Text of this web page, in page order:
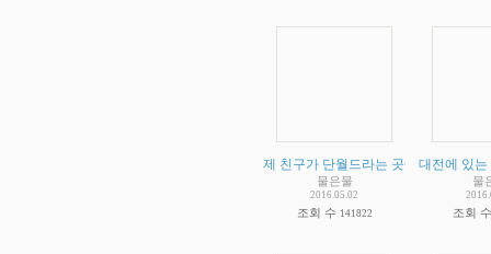
제 친구가 단월드라는 곳에 빠졌어요/
물은물
2016.05.02
조회 수 141822
대전에 있
물
조회